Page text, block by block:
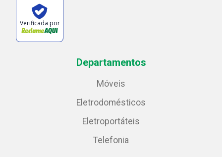
Verificada por
Departamentos
Móveis
Eletrodomésticos
Eletroportáteis
Telefonia